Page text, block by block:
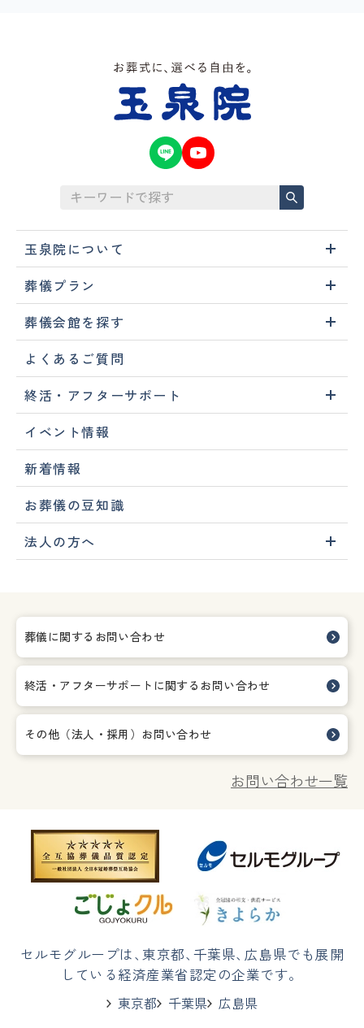
玉泉院について
葬儀プラン
葬儀会館を探す
よくあるご質問
終活・アフターサポート
イベント情報
新着情報
お葬儀の豆知識
法人の方へ
葬儀に関するお問い合わせ
終活・アフターサポートに関する お問い合わせ
その他（法人・採用）お問い合わせ
お問い合わせ一覧
セルモグループは、東京都、 千葉県、 広島県でも展開
している経済産業省認定の企業です。
東京都
千葉県 広島県